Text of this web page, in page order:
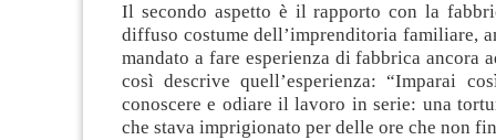
Il secondo aspetto è il rapporto con la
diffuso costume dell’imprenditoria familiare,
mandato a fare esperienza di fabbrica ancora
così descrive quell’esperienza: “Imparai
conoscere e odiare il lavoro in serie: una
che stava imprigionato per delle ore che non